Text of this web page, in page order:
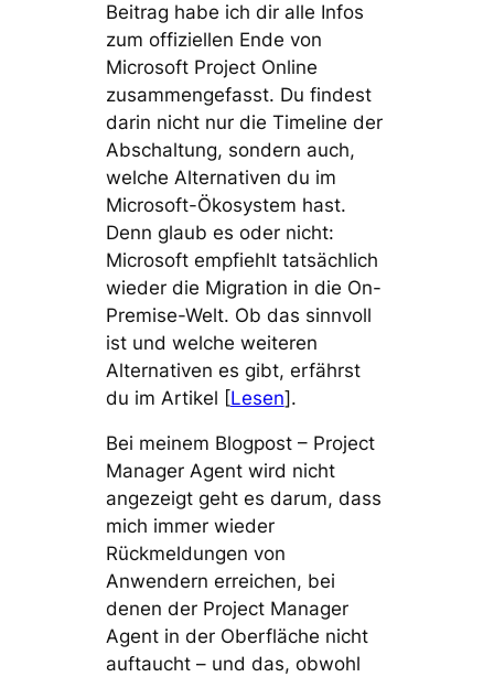
Beitrag habe ich dir alle Infos
zum offiziellen Ende von
Microsoft Project Online
zusammengefasst. Du findest
darin nicht nur die Timeline der
Abschaltung, sondern auch,
welche Alternativen du im
Microsoft-Ökosystem hast.
Denn glaub es oder nicht:
Microsoft empfiehlt tatsächlich
wieder die Migration in die On-
Premise-Welt. Ob das sinnvoll
ist und welche weiteren
Alternativen es gibt, erfährst
du im Artikel [Lesen].
Bei meinem Blogpost – Project
Manager Agent wird nicht
angezeigt geht es darum, dass
mich immer wieder
Rückmeldungen von
Anwendern erreichen, bei
denen der Project Manager
Agent in der Oberfläche nicht
auftaucht – und das, obwohl